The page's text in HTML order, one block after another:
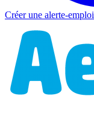
Créer une alerte-emploi